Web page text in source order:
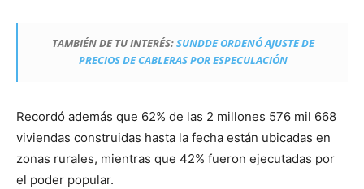
TAMBIÉN DE TU INTERÉS:SUNDDE ORDENÓ AJUSTE DE
PRECIOS DE CABLERAS POR ESPECULACIÓN
Recordó además que 62% de las 2 millones 576 mil 668
viviendas construidas hasta la fecha están ubicadas en
zonas rurales, mientras que 42% fueron ejecutadas por
el poder popular.